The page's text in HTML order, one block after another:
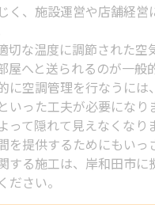
く、施設運営や店舗経営
切な温度に調節された空
屋へと送られるのが一般
に空調管理を行なうには
った工夫が必要になり
って隠れて見えなくなり
を提供するためにもいっ
する施工は、岸和田市に
さい。